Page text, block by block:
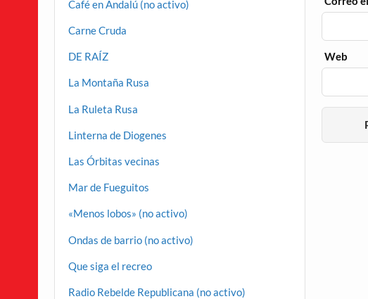
Web
Café en Andalú (no activo)
Carne Cruda
DE RAÍZ
La Montaña Rusa
La Ruleta Rusa
Linterna de Diogenes
Las Órbitas vecinas
Mar de Fueguitos
«Menos lobos» (no activo)
Ondas de barrio (no activo)
Que siga el recreo
Radio Rebelde Republicana (no activo)